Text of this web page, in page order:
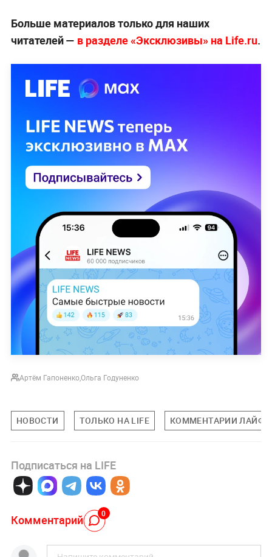
Больше материалов только для наших
читателей — в разделе «Эксклюзивы» на Life.ru.
Артём Гапоненко,Ольга Годуненко
НОВОСТИ ТОЛЬКО НА LIFE КОММЕНТАРИИ ЛАЙФУ
Подписаться на LIFE
Комментарий 0